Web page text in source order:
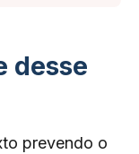
desse
prevendo o